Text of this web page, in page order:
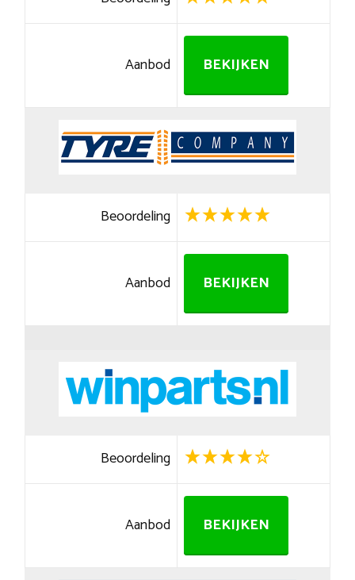
Aanbod BEKIJKEN
Beoordeling
Aanbod BEKIJKEN
Beoordeling
Aanbod BEKIJKEN